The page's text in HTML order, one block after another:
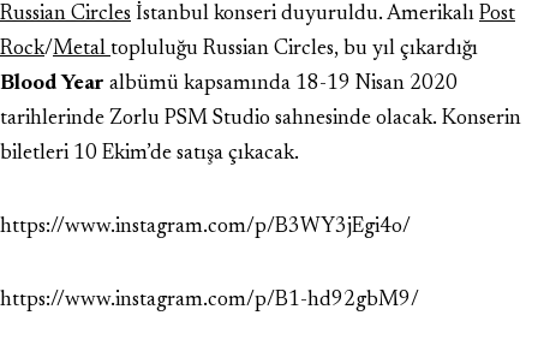
Russian Circles İstanbul konseri duyuruldu. Amerikalı Post
Rock/Metal topluluğu Russian Circles, bu yıl çıkardığı
Blood Year albümü kapsamında 18-19 Nisan 2020
tarihlerinde Zorlu PSM Studio sahnesinde olacak. Konserin
biletleri 10 Ekim’de satışa çıkacak.
https://www.instagram.com/p/B3WY3jEgi4o/
https://www.instagram.com/p/B1-hd92gbM9/